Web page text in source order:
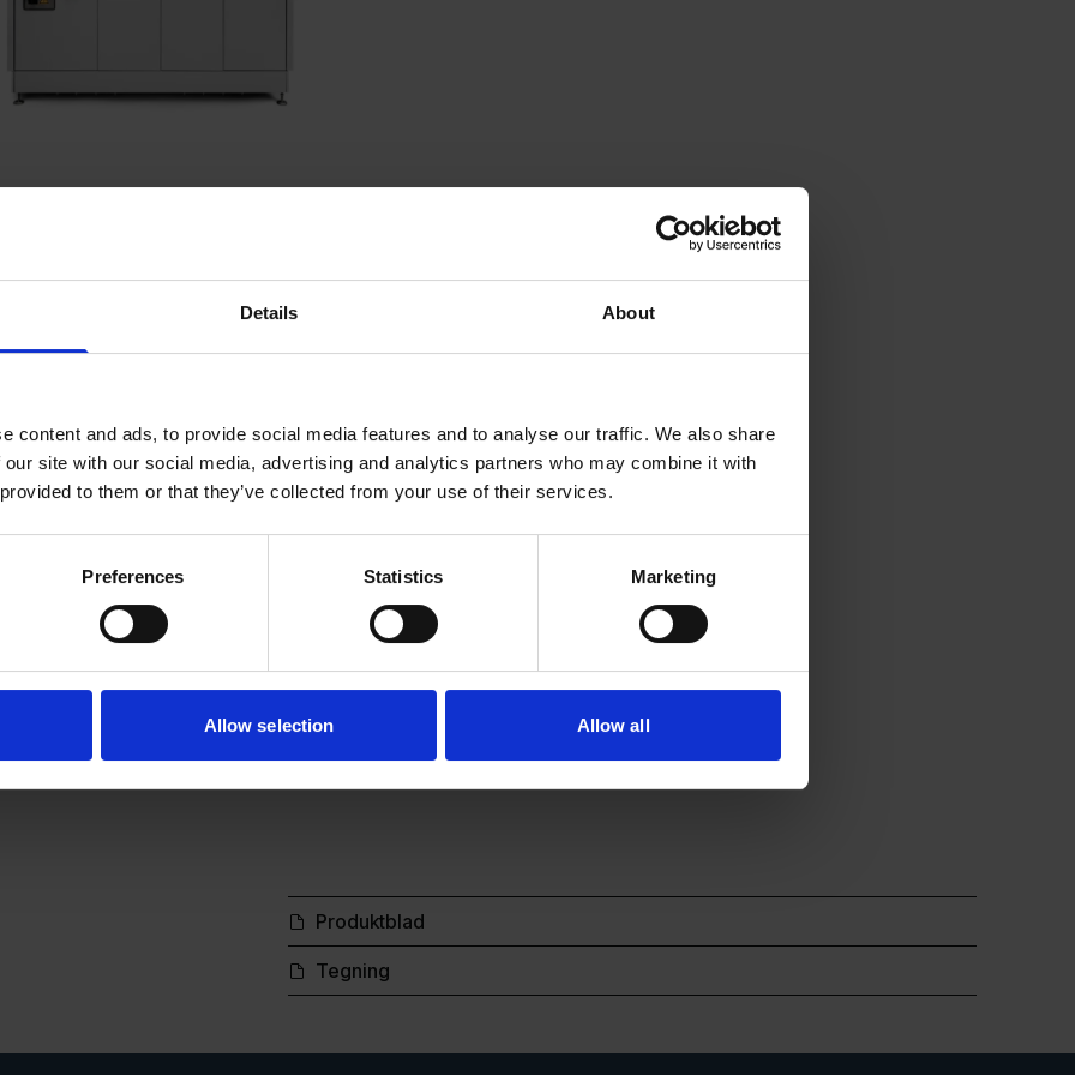
Details About
content and ads, to provide social media features and to analyse our traffic. We also share
site with our social media, advertising and analytics partners who may combine it with
to them or that they’ve collected from your use of their services.
Preferences Statistics Marketing
Allow selection Allow all
på op
større flowmængder
ET-platform og
Vaskevand fra industrielle processer
Overfladebehandlingsprocesser
Produktblad
Tegning